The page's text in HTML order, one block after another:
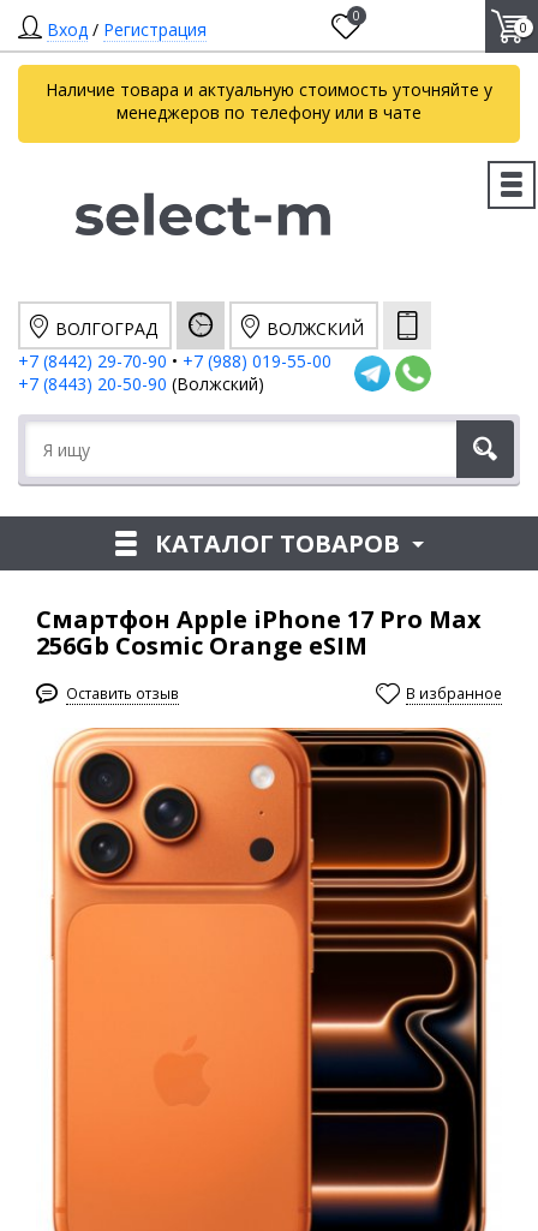
Вход / Регистрация
0
0
Наличие товара и актуальную стоимость уточняйте у
менеджеров по телефону или в чате
ВОЛГОГРАД
ВОЛЖСКИЙ
+7 (8442) 29-70-90 • +7 (988) 019-55-00
+7 (8443) 20-50-90 (Волжский)
КАТАЛОГ ТОВАРОВ
Смартфон Apple iPhone 17 Pro Max
256Gb Cosmic Orange eSIM
Оставить отзыв В избранное